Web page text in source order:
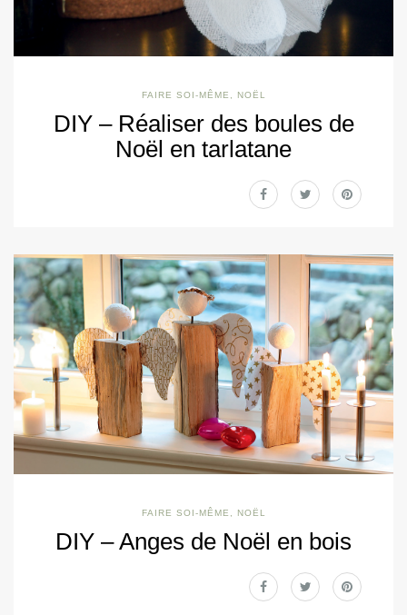
FAIRE SOI-MÊME NOËL
DIY – Réaliser des boules de
Noël en tarlatane
FAIRE SOI-MÊME NOËL
DIY – Anges de Noël en bois